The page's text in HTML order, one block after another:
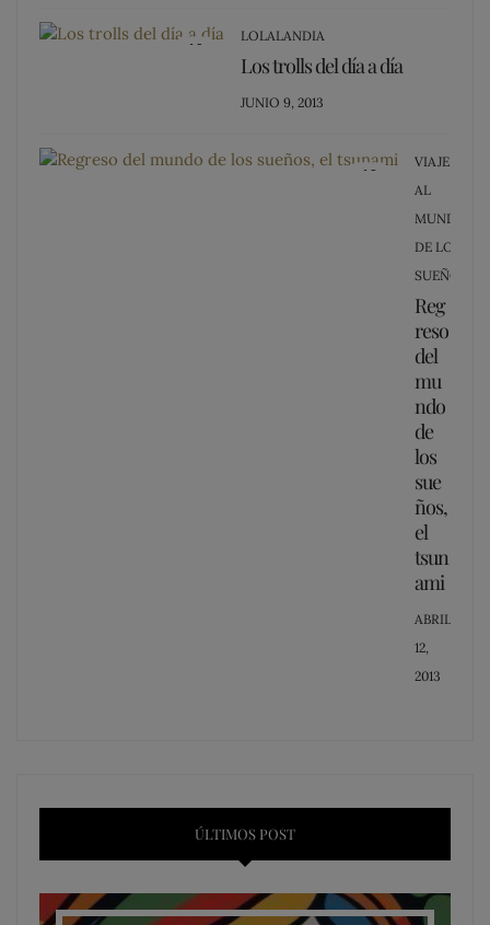
13
LOLALANDIA
Los trolls del día a día
POSTED
JUNIO 9, 2013
12
VIAJE
AL
MUNDO
DE LOS
SUEÑOS
Reg
reso
del
mu
ndo
de
los
sue
ños,
el
tsun
ami
POSTED
ON
ABRIL
12,
2013
ÚLTIMOS POST